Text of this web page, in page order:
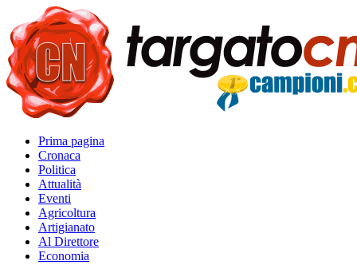
Prima pagina
Cronaca
Politica
Attualità
Eventi
Agricoltura
Artigianato
Al Direttore
Economia